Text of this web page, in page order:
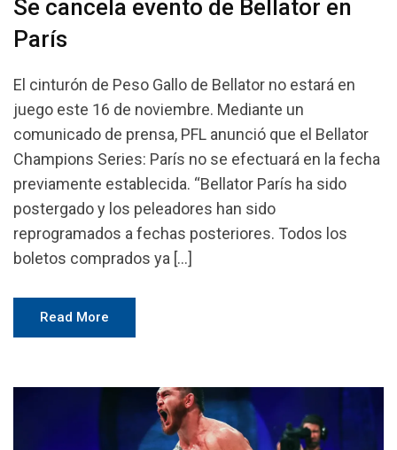
Se cancela evento de Bellator en
París
El cinturón de Peso Gallo de Bellator no estará en
juego este 16 de noviembre. Mediante un
comunicado de prensa, PFL anunció que el Bellator
Champions Series: París no se efectuará en la fecha
previamente establecida. “Bellator París ha sido
postergado y los peleadores han sido
reprogramados a fechas posteriores. Todos los
boletos comprados ya […]
Read More